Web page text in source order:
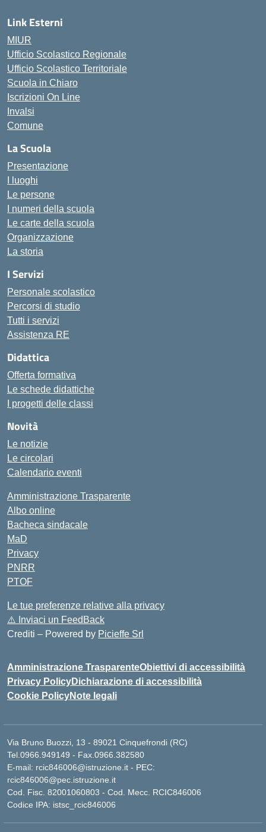
Link Esterni
MIUR
Ufficio Scolastico Regionale
Ufficio Scolastico Territoriale
Scuola in Chiaro
Iscrizioni On Line
Invalsi
Comune
La Scuola
Presentazione
I luoghi
Le persone
I numeri della scuola
Le carte della scuola
Organizzazione
La storia
I Servizi
Personale scolastico
Percorsi di studio
Tutti i servizi
Assistenza RE
Didattica
Offerta formativa
Le schede didattiche
I progetti delle classi
Novità
Le notizie
Le circolari
Calendario eventi
Amministrazione Trasparente
Albo online
Bacheca sindacale
MaD
Privacy
PNRR
PTOF
Le tue preferenze relative alla privacy
⚠️ Inviaci un FeedBack
Crediti – Powered by Picieffe Srl
Amministrazione TrasparenteObiettivi di accessibilità
Privacy PolicyDichiarazione di accessibilità
Cookie PolicyNote legali
Via Bruno Buozzi, 13 - 89021 Cinquefrondi (RC)
Tel.0966.949149 - Fax.0966.382580
E-mail: rcic846006@istruzione.it - PEC:
rcic846006@pec.istruzione.it
Cod. Fisc. 82001060803 - Cod. Mecc. RCIC846006
Codice IPA: istsc_rcic846006